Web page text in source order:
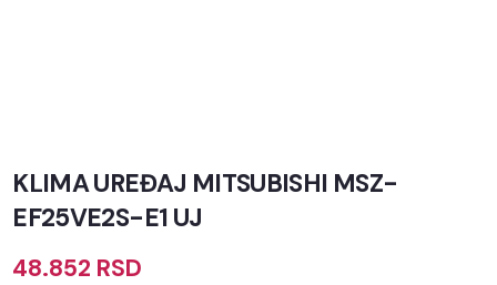
KLIMA UREĐAJ MITSUBISHI MSZ-
EF25VE2S-E1 UJ
48.852 RSD